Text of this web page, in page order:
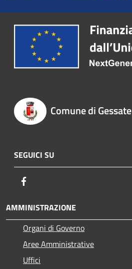
Comune di Gessate
SEGUICI SU
AMMINISTRAZIONE
Organi di Governo
Aree Amministrative
Uffici